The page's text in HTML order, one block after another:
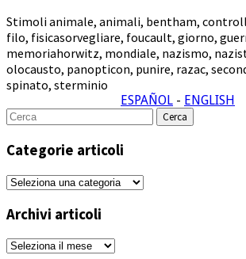
Stimolianimale, animali, bentham,
filo, fisicasorvegliare, foucault, giorno,
memoriahorwitz, mondiale, nazismo,
olocausto, panopticon, punire, razac,
spinato, sterminio
ESPAÑOL - ENGLISH
Cerca
per:
Categorie articoli
Categorie
Archivi articoli
Archivi